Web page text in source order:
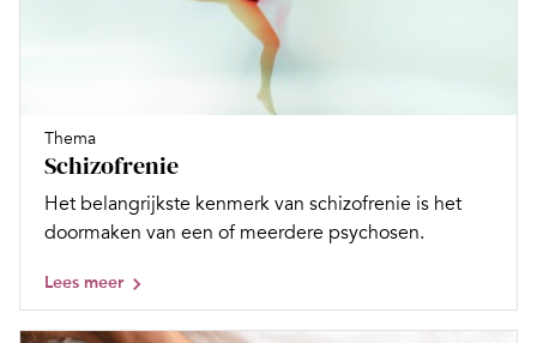
Thema
Schizofrenie
Het belangrijkste kenmerk van schizofrenie is het
doormaken van een of meerdere psychosen.
Lees meer